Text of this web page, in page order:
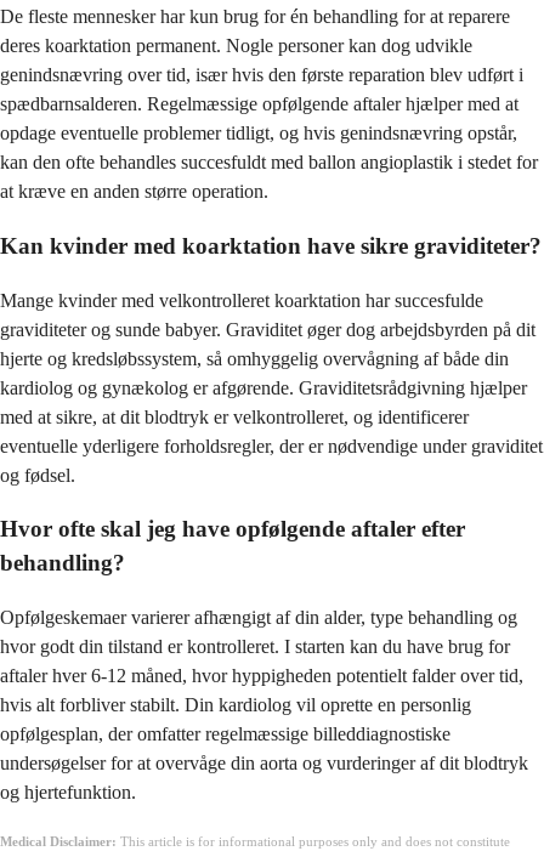
De fleste mennesker har kun brug for én behandling for at reparere
deres koarktation permanent. Nogle personer kan dog udvikle
genindsnævring over tid, især hvis den første reparation blev udført i
spædbarnsalderen. Regelmæssige opfølgende aftaler hjælper med at
opdage eventuelle problemer tidligt, og hvis genindsnævring opstår,
kan den ofte behandles succesfuldt med ballon angioplastik i stedet for
at kræve en anden større operation.
Kan kvinder med koarktation have sikre graviditeter?
Mange kvinder med velkontrolleret koarktation har succesfulde
graviditeter og sunde babyer. Graviditet øger dog arbejdsbyrden på dit
hjerte og kredsløbssystem, så omhyggelig overvågning af både din
kardiolog og gynækolog er afgørende. Graviditetsrådgivning hjælper
med at sikre, at dit blodtryk er velkontrolleret, og identificerer
eventuelle yderligere forholdsregler, der er nødvendige under graviditet
og fødsel.
Hvor ofte skal jeg have opfølgende aftaler efter
behandling?
Opfølgeskemaer varierer afhængigt af din alder, type behandling og
hvor godt din tilstand er kontrolleret. I starten kan du have brug for
aftaler hver 6-12 måned, hvor hyppigheden potentielt falder over tid,
hvis alt forbliver stabilt. Din kardiolog vil oprette en personlig
opfølgesplan, der omfatter regelmæssige billeddiagnostiske
undersøgelser for at overvåge din aorta og vurderinger af dit blodtryk
og hjertefunktion.
Medical Disclaimer: This article is for informational purposes only and does not constitute